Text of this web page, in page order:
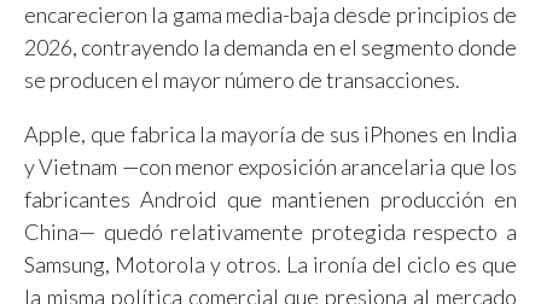
encarecieron la gama media-baja desde principios de
2026, contrayendo la demanda en el segmento donde
se producen el mayor número de transacciones.
Apple, que fabrica la mayoría de sus iPhones en India
y Vietnam —con menor exposición arancelaria que los
fabricantes Android que mantienen producción en
China— quedó relativamente protegida respecto a
Samsung, Motorola y otros. La ironía del ciclo es que
la misma política comercial que presiona al mercado